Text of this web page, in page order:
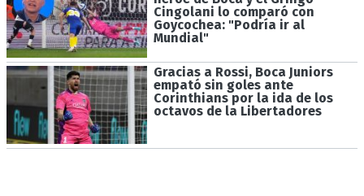
Cingolani lo comparó con
Goycochea: "Podría ir al
Mundial"
Gracias a Rossi, Boca Juniors
empató sin goles ante
Corinthians por la ida de los
octavos de la Libertadores